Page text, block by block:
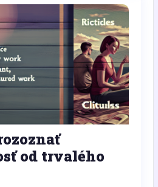
od trvalého